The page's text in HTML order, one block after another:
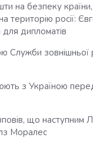
на безпеку країни,
територію росії:
дипломатів
Служби зовнішньої
з Україною
що наступним
Моралес